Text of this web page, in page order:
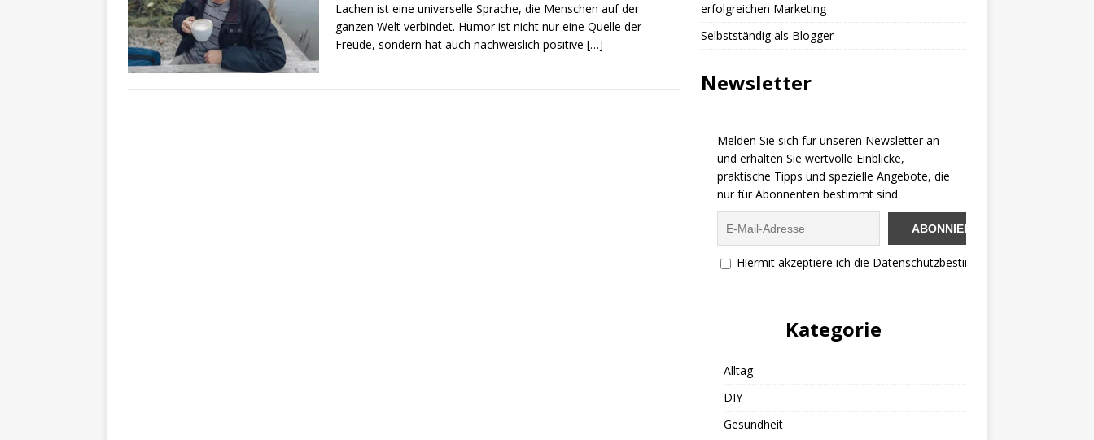
Lachen ist eine universelle Sprache, die Menschen auf der
ganzen Welt verbindet. Humor ist nicht nur eine Quelle der
Freude, sondern hat auch nachweislich positive […]
erfolgreichen Marketing
Selbstständig als Blogger
Newsletter
Melden Sie sich für unseren Newsletter an
und erhalten Sie wertvolle Einblicke,
praktische Tipps und spezielle Angebote, die
nur für Abonnenten bestimmt sind.
Hiermit akzeptiere ich die Datenschutzbestimmungen
Kategorie
Alltag
DIY
Gesundheit